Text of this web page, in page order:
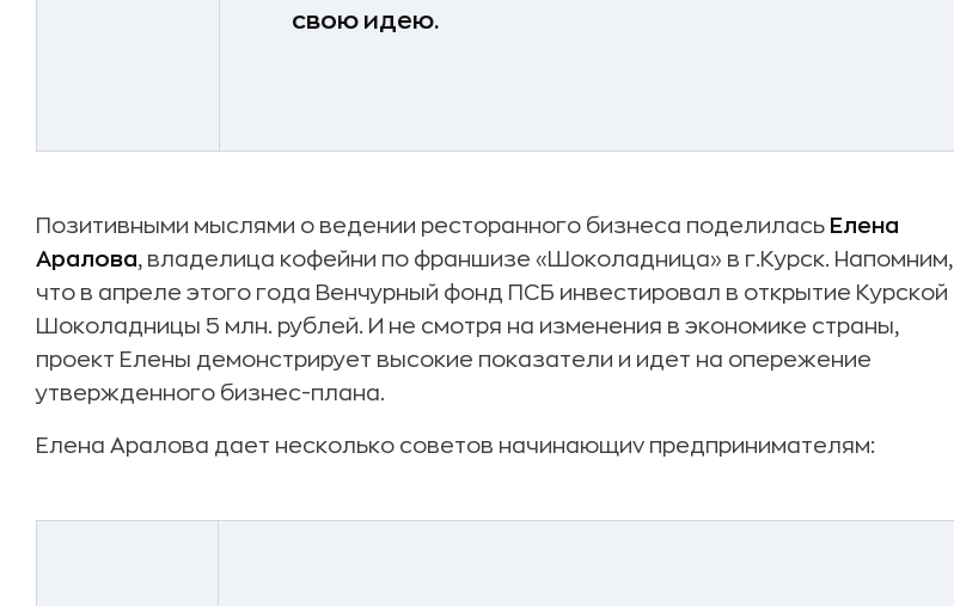
свою идею.
Позитивными мыслями о ведении ресторанного бизнеса поделилась Елена
Аралова, владелица кофейни по франшизе «Шоколадница» в г.Курск. Напомним,
что в апреле этого года Венчурный фонд ПСБ инвестировал в открытие Курской
Шоколадницы 5 млн. рублей. И не смотря на изменения в экономике страны,
проект Елены демонстрирует высокие показатели и идет на опережение
утвержденного бизнес-плана.
Елена Аралова дает несколько советов начинающиv предпринимателям: